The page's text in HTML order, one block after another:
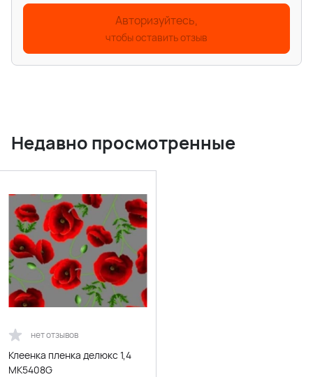
Авторизуйтесь,
чтобы оставить отзыв
Недавно просмотренные
нет отзывов
Клеенка пленка делюкс 1,4
МК5408G